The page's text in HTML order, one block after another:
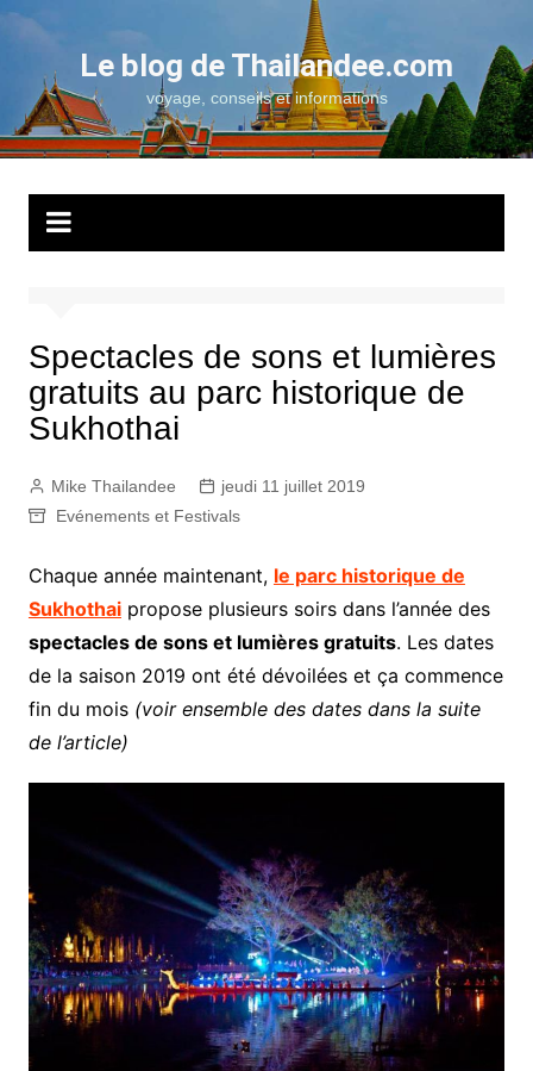
Aller
contenu
Le blog de Thailandee.com
voyage, conseils et informations
Spectacles de sons et lumières
gratuits au parc historique de
Sukhothai
Mike Thailandee
jeudi 11 juillet 2019
Evénements et Festivals
Chaque année maintenant, le parc historique de
Sukhothaipropose plusieurs soirs dans l’année des
spectacles de sons et lumières gratuits. Les dates
de la saison 2019 ont été dévoilées et ça commence
fin du mois (voir ensemble des dates dans la suite
de l’article)